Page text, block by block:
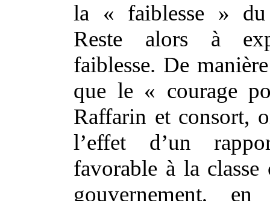
la « faiblesse » du
Reste alors à
faiblesse. De
que le « courage
Raffarin et consort,
l’effet d’un
favorable à la classe
gouvernement, en